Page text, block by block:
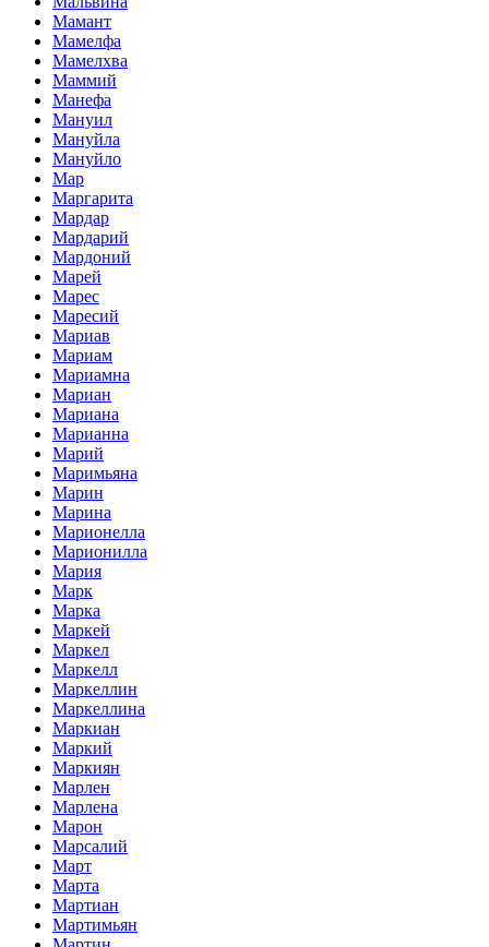
Мамант
Мамелфа
Мамелхва
Маммий
Манефа
Мануил
Мануйла
Мануйло
Мар
Маргарита
Мардар
Мардарий
Мардоний
Марей
Марес
Маресий
Мариав
Мариам
Мариамна
Мариан
Мариана
Марианна
Марий
Маримьяна
Марин
Марина
Марионелла
Марионилла
Мария
Марк
Марка
Маркей
Маркел
Маркелл
Маркеллин
Маркеллина
Маркиан
Маркий
Маркиян
Марлен
Марлена
Марон
Марсалий
Март
Марта
Мартиан
Мартимьян